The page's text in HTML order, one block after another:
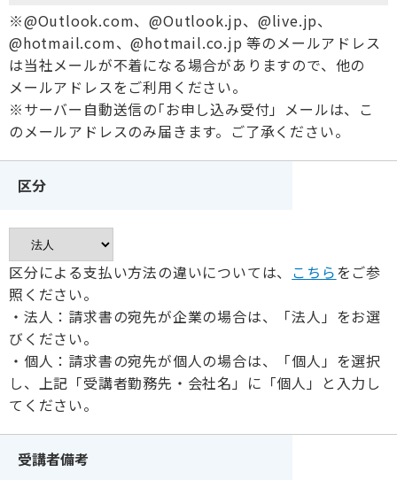
※@Outlook.com、@Outlook.jp、@live.jp、
@hotmail.com、@hotmail.co.jp 等のメールアドレス
は当社メールが不着になる場合がありますので、他の
メールアドレスをご利用ください。
※サーバー自動送信の｢お申し込み受付」メールは、こ
のメールアドレスのみ届きます。ご了承ください。
区分
区分による支払い方法の違いについては、 こちらをご参
照ください。
・法人：請求書の宛先が企業の場合は、「法人」をお選
びください。
・個人：請求書の宛先が個人の場合は、「個人」を選択
し、上記「受講者勤務先・会社名」に「個人」と入力し
てください。
受講者備考